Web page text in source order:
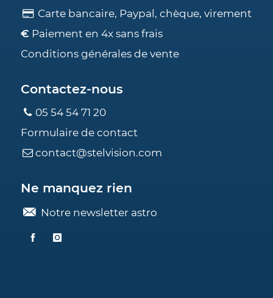
Carte bancaire, Paypal, chèque, virement
€ Paiement en 4x sans frais
Conditions générales de vente
Contactez-nous
05 54 54 71 20
Formulaire de contact
contact@stelvision.com
Ne manquez rien
Notre newsletter astro